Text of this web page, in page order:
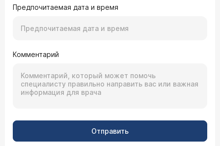
Предпочитаемая дата и время
Комментарий
Отправить